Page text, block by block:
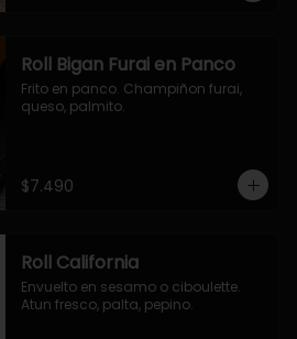
Roll Bigan Furai en Panco
Frito en panco. Champiñon furai,
queso, palmito.
$7.490
Roll California
Envuelto en sesamo o ciboulette.
Atun fresco, palta, pepino.